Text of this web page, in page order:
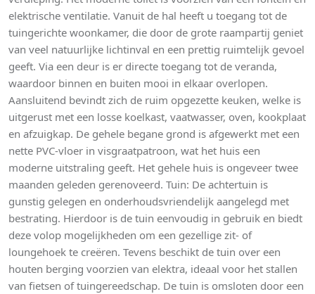
elektrische ventilatie. Vanuit de hal heeft u toegang tot de
tuingerichte woonkamer, die door de grote raampartij geniet
van veel natuurlijke lichtinval en een prettig ruimtelijk gevoel
geeft. Via een deur is er directe toegang tot de veranda,
waardoor binnen en buiten mooi in elkaar overlopen.
Aansluitend bevindt zich de ruim opgezette keuken, welke is
uitgerust met een losse koelkast, vaatwasser, oven, kookplaat
en afzuigkap. De gehele begane grond is afgewerkt met een
nette PVC-vloer in visgraatpatroon, wat het huis een
moderne uitstraling geeft. Het gehele huis is ongeveer twee
maanden geleden gerenoveerd. Tuin: De achtertuin is
gunstig gelegen en onderhoudsvriendelijk aangelegd met
bestrating. Hierdoor is de tuin eenvoudig in gebruik en biedt
deze volop mogelijkheden om een gezellige zit- of
loungehoek te creëren. Tevens beschikt de tuin over een
houten berging voorzien van elektra, ideaal voor het stallen
van fietsen of tuingereedschap. De tuin is omsloten door een